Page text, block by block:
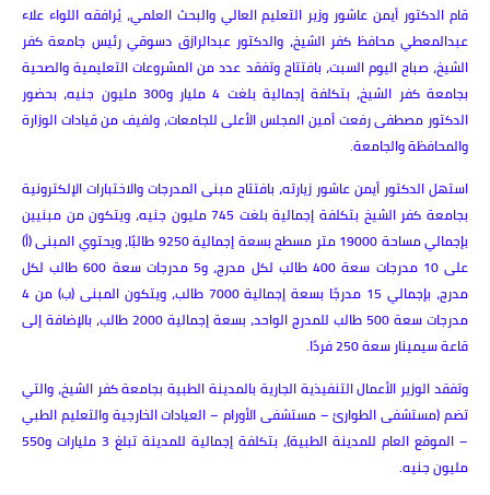
قام الدكتور أيمن عاشور وزير التعليم العالي والبحث العلمي، يُرافقه اللواء علاء
عبدالمعطي محافظ كفر الشيخ، والدكتور عبدالرازق دسوقي رئيس جامعة كفر
الشيخ، صباح اليوم السبت، بافتتاح وتفقد عدد من المشروعات التعليمية والصحية
بجامعة كفر الشيخ، بتكلفة إجمالية بلغت 4 مليار و300 مليون جنيه، بحضور
الدكتور مصطفى رفعت أمين المجلس الأعلى للجامعات، ولفيف من قيادات الوزارة
والمحافظة والجامعة.
استهل الدكتور أيمن عاشور زيارته، بافتتاح مبنى المدرجات والاختبارات الإلكترونية
بجامعة كفر الشيخ بتكلفة إجمالية بلغت 745 مليون جنيه، ويتكون من مبنيين
بإجمالي مساحة 19000 متر مسطح بسعة إجمالية 9250 طالبًا، ويحتوي المبنى (أ)
على 10 مدرجات سعة 400 طالب لكل مدرج، و5 مدرجات سعة 600 طالب لكل
مدرج، بإجمالي 15 مدرجًا بسعة إجمالية 7000 طالب، ويتكون المبنى (ب) من 4
مدرجات سعة 500 طالب للمدرج الواحد، بسعة إجمالية 2000 طالب، بالإضافة إلى
قاعة سيمينار سعة 250 فردًا.
وتفقد الوزير الأعمال التنفيذية الجارية بالمدينة الطبية بجامعة كفر الشيخ، والتي
تضم (مستشفى الطوارئ – مستشفى الأورام – العيادات الخارجية والتعليم الطبي
– الموقع العام للمدينة الطبية)، بتكلفة إجمالية للمدينة تبلغ 3 مليارات و550
مليون جنيه.